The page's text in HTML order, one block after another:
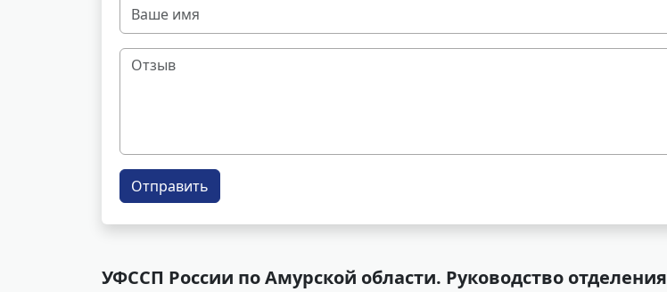
Отправить
УФССП России по Амурской области. Руководство отделения